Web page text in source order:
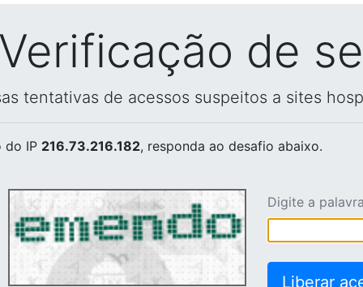
Verificação de
tentativas de acessos suspeitos a sites
do IP 216.73.216.182, responda ao desafio abaixo.
Digite a